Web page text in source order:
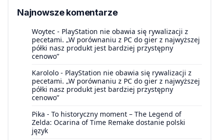
Najnowsze komentarze
Woytec - PlayStation nie obawia się rywalizacji z
pecetami. „W porównaniu z PC do gier z najwyższej
półki nasz produkt jest bardziej przystępny
cenowo”
Karololo - PlayStation nie obawia się rywalizacji z
pecetami. „W porównaniu z PC do gier z najwyższej
półki nasz produkt jest bardziej przystępny
cenowo”
Pika - To historyczny moment – The Legend of
Zelda: Ocarina of Time Remake dostanie polski
język